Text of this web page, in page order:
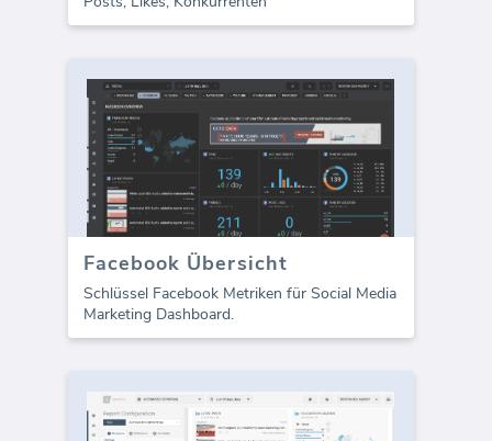
Facebook Übersicht
Schlüssel Facebook Metriken für Social Media
Marketing Dashboard.